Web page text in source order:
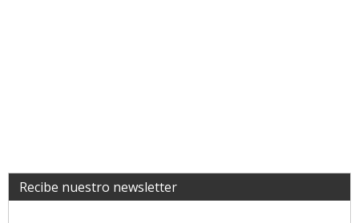
Recibe nuestro newsletter